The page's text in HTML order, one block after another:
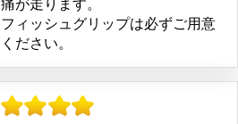
痛が走ります。
フィッシュグリップは必ずご用意
ください。